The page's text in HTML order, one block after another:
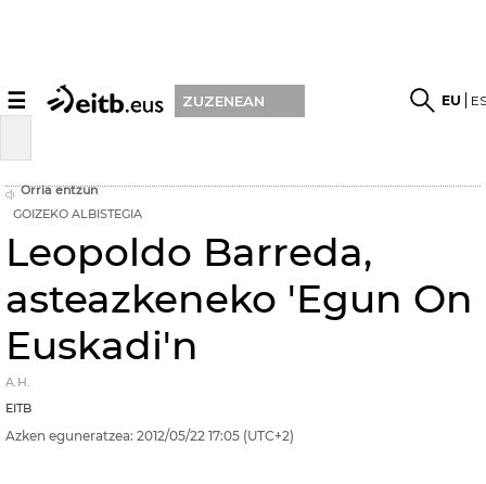
☰ ZUZENEAN EU
Orria entzun
GOIZEKO ALBISTEGIA
Leopoldo Barreda,
asteazkeneko 'Egun On
Euskadi'n
A.H.
EITB
Azken eguneratzea: 2012/05/22 17:05 (UTC+2)